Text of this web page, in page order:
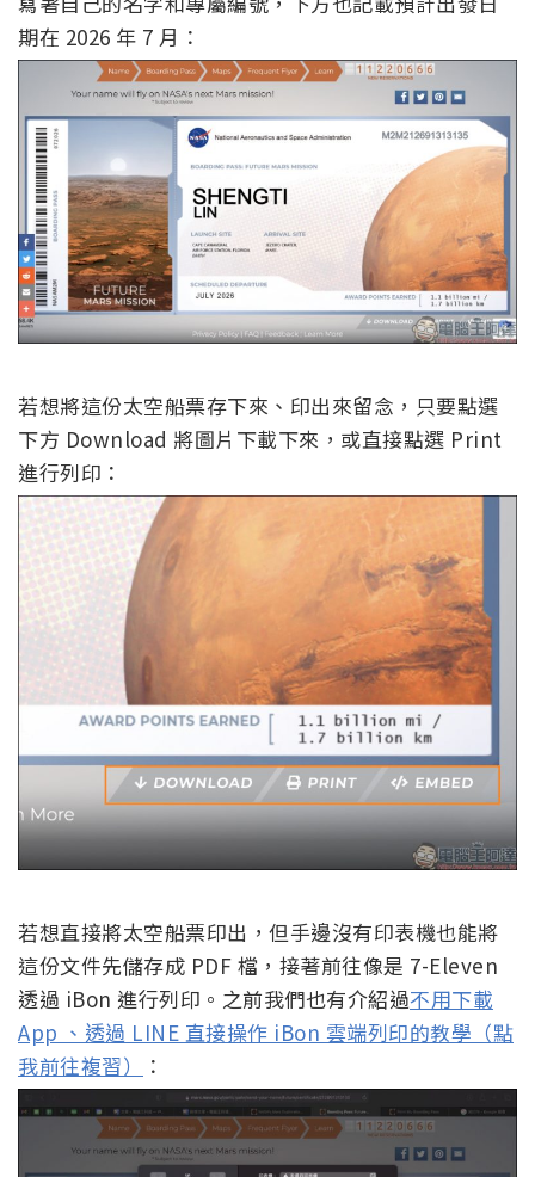
若想將這份太空船票存下來、印出來留念，只要點選
下方 Download 將圖片下載下來，或直接點選 Print
進行列印：
若想直接將太空船票印出，但手邊沒有印表機也能將
這份文件先儲存成 PDF 檔，接著前往像是 7-Eleven
透過 iBon 進行列印。之前我們也有介紹過不用下載
App 、透過 LINE 直接操作 iBon 雲端列印的教學（點